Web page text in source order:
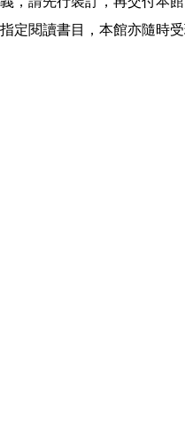
指定閱讀書目，本館亦隨時受